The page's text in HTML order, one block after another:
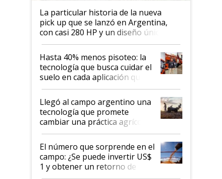
La particular historia de la nueva
pick up que se lanzó en Argentina,
con casi 280 HP y un diseño único: a
cuánto se vende
Hasta 40% menos pisoteo: la
tecnología que busca cuidar el
suelo en cada aplicación que
llevó Jacto al Congreso
Aapresid 2026
Llegó al campo argentino una
tecnología que promete
cambiar una práctica agrícola
clave: ¿Y si analizar el suelo
fuera tan simple como apretar
un botón?
El número que sorprende en el
campo: ¿Se puede invertir US$
1 y obtener un retorno de
hasta US$ 10 en agricultura?